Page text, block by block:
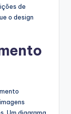
de
o design
Um diagrama